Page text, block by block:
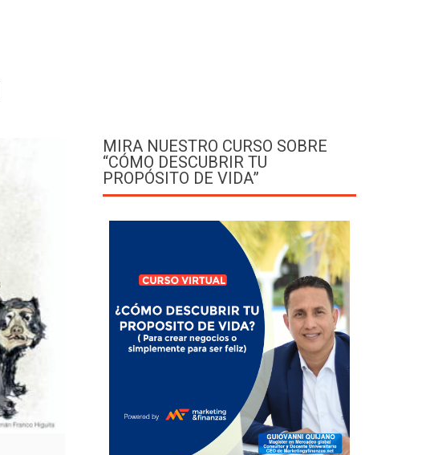
MIRA NUESTRO CURSO SOBRE
“CÓMO DESCUBRIR TU
PROPÓSITO DE VIDA”